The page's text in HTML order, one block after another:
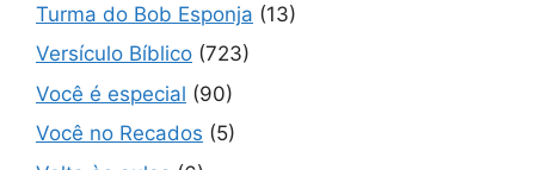
Turma do Bob Esponja (13)
Versículo Bíblico (723)
Você é especial (90)
Você no Recados (5)